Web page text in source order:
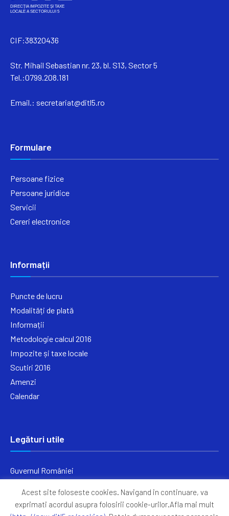
CIF:38320436
Str. Mihail Sebastian nr. 23, bl. S13, Sector 5
Tel.:0799.208.181
Email.: secretariat@ditl5.ro
Formulare
Persoane fizice
Persoane juridice
Servicii
Cereri electronice
Informații
Puncte de lucru
Modalități de plată
Informații
Metodologie calcul 2016
Impozite și taxe locale
Scutiri 2016
Amenzi
Calendar
Legături utile
Guvernul României
Primăria Sectorul 5
Acest site foloseste cookies. Navigand in continuare, va
exprimati acordul asupra folosirii cookie-urilor.Afla mai mult